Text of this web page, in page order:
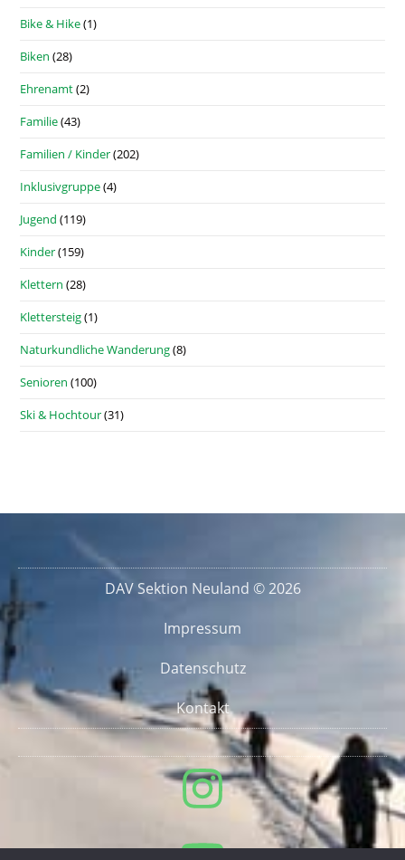
Bike & Hike(1)
Biken (28)
Ehrenamt(2)
Familie(43)
Familien / Kinder(202)
Inklusivgruppe(4)
Jugend (119)
Kinder(159)
Klettern (28)
Klettersteig(1)
Naturkundliche Wanderung(8)
Senioren (100)
Ski & Hochtour(31)
DAV Sektion Neuland © 2026
Impressum
Datenschutz
Kontakt